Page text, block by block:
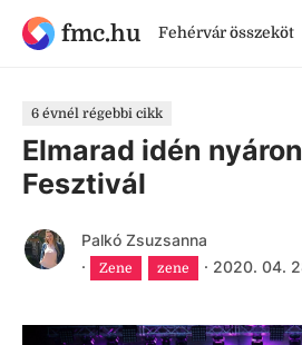
fmc.hu Fehérvár összeköt
6 évnél régebbi cikk
Elmarad idén nyáron
Fesztivál
Palkó Zsuzsanna
·
Zene zene · 2020. 04.